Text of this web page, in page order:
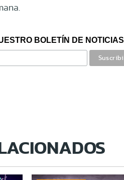
BOLETÍN DE NOTICIAS